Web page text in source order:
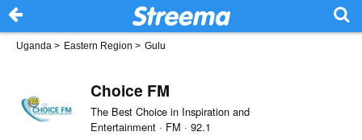
Uganda > Eastern Region > Gulu
Choice FM
The Best Choice in Inspiration and
Entertainment · FM · 92.1